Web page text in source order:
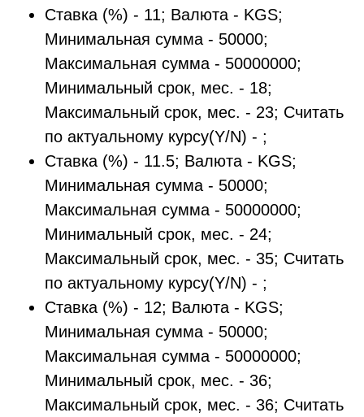
Ставка (%) - 11; Валюта - KGS;
Минимальная сумма - 50000;
Максимальная сумма - 50000000;
Минимальный срок, мес. - 18;
Максимальный срок, мес. - 23; Считать
по актуальному курсу(Y/N) - ;
Ставка (%) - 11.5; Валюта - KGS;
Минимальная сумма - 50000;
Максимальная сумма - 50000000;
Минимальный срок, мес. - 24;
Максимальный срок, мес. - 35; Считать
по актуальному курсу(Y/N) - ;
Ставка (%) - 12; Валюта - KGS;
Минимальная сумма - 50000;
Максимальная сумма - 50000000;
Минимальный срок, мес. - 36;
Максимальный срок, мес. - 36; Считать